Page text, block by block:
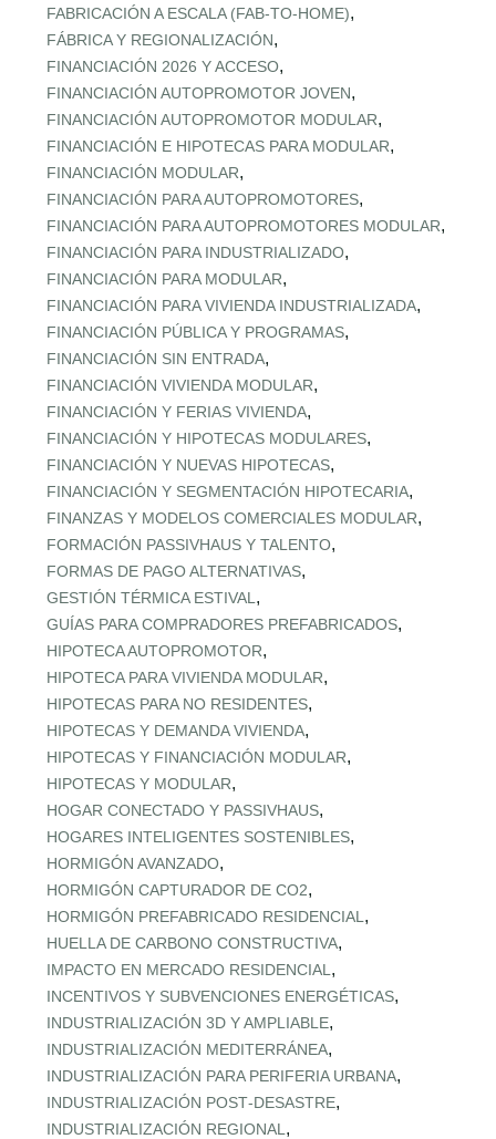
FABRICACIÓN A ESCALA (FAB‑TO‑HOME),
FÁBRICA Y REGIONALIZACIÓN,
FINANCIACIÓN 2026 Y ACCESO,
FINANCIACIÓN AUTOPROMOTOR JOVEN,
FINANCIACIÓN AUTOPROMOTOR MODULAR,
FINANCIACIÓN E HIPOTECAS PARA MODULAR,
FINANCIACIÓN MODULAR,
FINANCIACIÓN PARA AUTOPROMOTORES,
FINANCIACIÓN PARA AUTOPROMOTORES MODULAR,
FINANCIACIÓN PARA INDUSTRIALIZADO,
FINANCIACIÓN PARA MODULAR,
FINANCIACIÓN PARA VIVIENDA INDUSTRIALIZADA,
FINANCIACIÓN PÚBLICA Y PROGRAMAS,
FINANCIACIÓN SIN ENTRADA,
FINANCIACIÓN VIVIENDA MODULAR,
FINANCIACIÓN Y FERIAS VIVIENDA,
FINANCIACIÓN Y HIPOTECAS MODULARES,
FINANCIACIÓN Y NUEVAS HIPOTECAS,
FINANCIACIÓN Y SEGMENTACIÓN HIPOTECARIA,
FINANZAS Y MODELOS COMERCIALES MODULAR,
FORMACIÓN PASSIVHAUS Y TALENTO,
FORMAS DE PAGO ALTERNATIVAS,
GESTIÓN TÉRMICA ESTIVAL ,
GUÍAS PARA COMPRADORES PREFABRICADOS,
HIPOTECA AUTOPROMOTOR,
HIPOTECA PARA VIVIENDA MODULAR,
HIPOTECAS PARA NO RESIDENTES,
HIPOTECAS Y DEMANDA VIVIENDA,
HIPOTECAS Y FINANCIACIÓN MODULAR,
HIPOTECAS Y MODULAR,
HOGAR CONECTADO Y PASSIVHAUS,
HOGARES INTELIGENTES SOSTENIBLES,
HORMIGÓN AVANZADO,
HORMIGÓN CAPTURADOR DE CO2,
HORMIGÓN PREFABRICADO RESIDENCIAL ,
HUELLA DE CARBONO CONSTRUCTIVA,
IMPACTO EN MERCADO RESIDENCIAL ,
INCENTIVOS Y SUBVENCIONES ENERGÉTICAS,
INDUSTRIALIZACIÓN 3D Y AMPLIABLE,
INDUSTRIALIZACIÓN MEDITERRÁNEA,
INDUSTRIALIZACIÓN PARA PERIFERIA URBANA,
INDUSTRIALIZACIÓN POST‑DESASTRE,
INDUSTRIALIZACIÓN REGIONAL ,